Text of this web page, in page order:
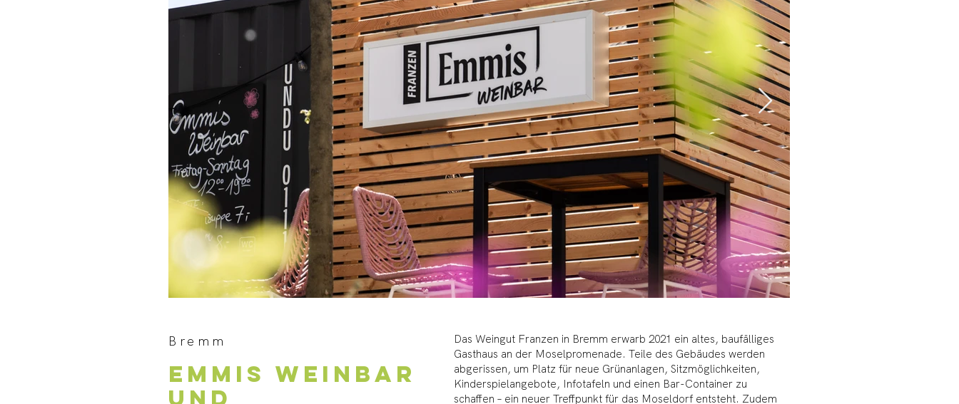
Bremm
EMMIS WEINBAR
UND
Das Weingut Franzen in Bremm erwarb 2021 ein altes, baufälliges
Gasthaus an der Moselpromenade. Teile des Gebäudes werden
abgerissen, um Platz für neue Grünanlagen, Sitzmöglichkeiten,
Kinderspielangebote, Infotafeln und einen Bar-Container zu
schaffen – ein neuer Treffpunkt für das Moseldorf entsteht. Zudem